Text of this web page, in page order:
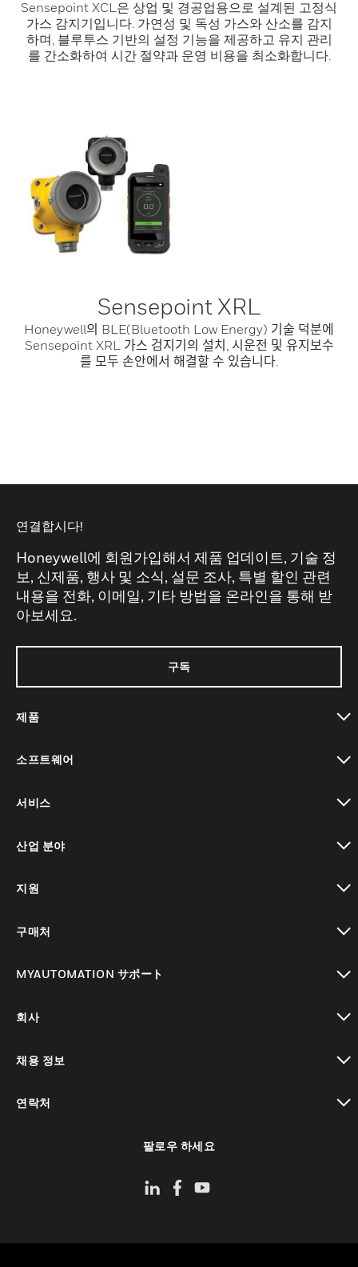
Sensepoint XCL은 상업 및 경공업용으로 설계된 고정식
가스 감지기입니다. 가연성 및 독성 가스와 산소를 감지
하며, 블루투스 기반의 설정 기능을 제공하고 유지 관리
를 간소화하여 시간 절약과 운영 비용을 최소화합니다.
Sensepoint XRL
Honeywell의 BLE(Bluetooth Low Energy) 기술 덕분에
Sensepoint XRL 가스 검지기의 설치, 시운전 및 유지보수
를 모두 손안에서 해결할 수 있습니다.
연결합시다!
Honeywell에 회원가입해서 제품 업데이트, 기술 정
보, 신제품, 행사 및 소식, 설문 조사, 특별 할인 관련
내용을 전화, 이메일, 기타 방법을 온라인을 통해 받
아보세요.
구독
제품
소프트웨어
서비스
산업 분야
지원
구매처
MYAUTOMATION サポート
회사
채용 정보
연락처
팔로우 하세요